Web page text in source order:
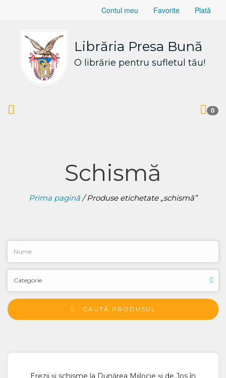
Contul meu Favorite Plată
Librăria Presa Bună
O librărie pentru sufletul tău!
0
Schismă
Prima pagină / Produse etichetate „schismă”
CAUTĂ PRODUSUL
Erezii și schisme la Dunărea Mijlocie și de Jos în